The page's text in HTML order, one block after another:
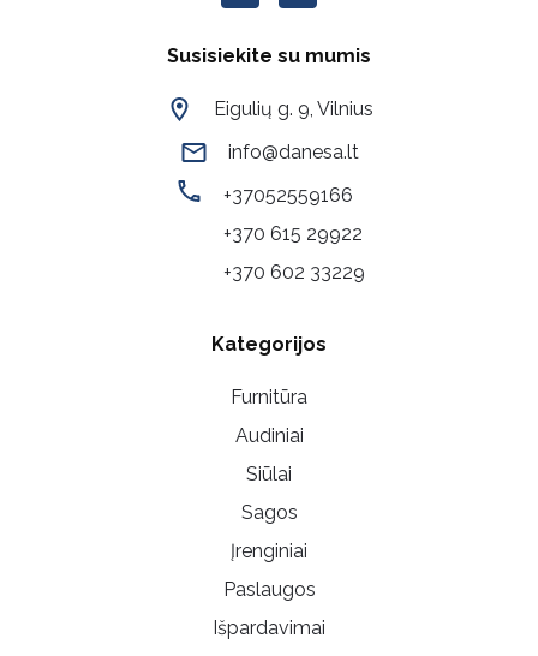
Susisiekite su mumis
Eigulių g. 9, Vilnius
info@danesa.lt
+37052559166
+370 615 29922
+370 602 33229
Kategorijos
Furnitūra
Audiniai
Siūlai
Sagos
Įrenginiai
Paslaugos
Išpardavimai